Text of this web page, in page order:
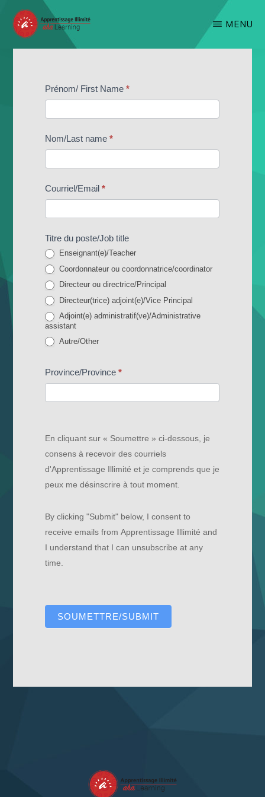
Skip
main
APPRENTISSAGE
Concours
MENU
F
e
R
e
u
r
c
e
S
i
n
U
Prénom/ First Name*
Nom/Last name*
Courriel/Email*
Titre du poste/Job title
Enseignant(e)/Teacher
Coordonnateur ou coordonnatrice/coordinator
Directeur ou directrice/Principal
Directeur(trice) adjoint(e)/Vice Principal
Adjoint(e) administratif(ve)/Administrative
assistant
Autre/Other
Province/Province*
En cliquant sur « Soumettre » ci-dessous, je
consens à recevoir des courriels
d'Apprentissage Illimité et je comprends que je
peux me désinscrire à tout moment.
By clicking "Submit" below, I consent to
receive emails from Apprentissage Illimité and
I understand that I can unsubscribe at any
time.
SOUMETTRE/SUBMIT